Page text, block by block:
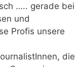
….. gerade bei
und
Profis unsere
die